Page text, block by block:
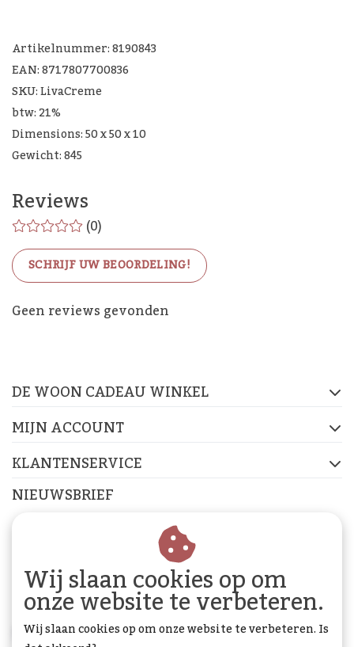
Artikelnummer: 8190843
EAN: 8717807700836
SKU: LivaCreme
btw: 21%
Dimensions: 50 x 50 x 10
Gewicht: 845
Reviews
(0)
SCHRIJF UW BEOORDELING!
Geen reviews gevonden
De Woon Cadeau Winkel
DE WOON CADEAU WINKEL
MIJN ACCOUNT
KLANTENSERVICE
NIEUWSBRIEF
Abonneer je op onze nieuwsbrief om op de hoogte te
ABONNEER
Wij slaan cookies op om
onze website te verbeteren.
Wij slaan cookies op om onze website te verbeteren. Is